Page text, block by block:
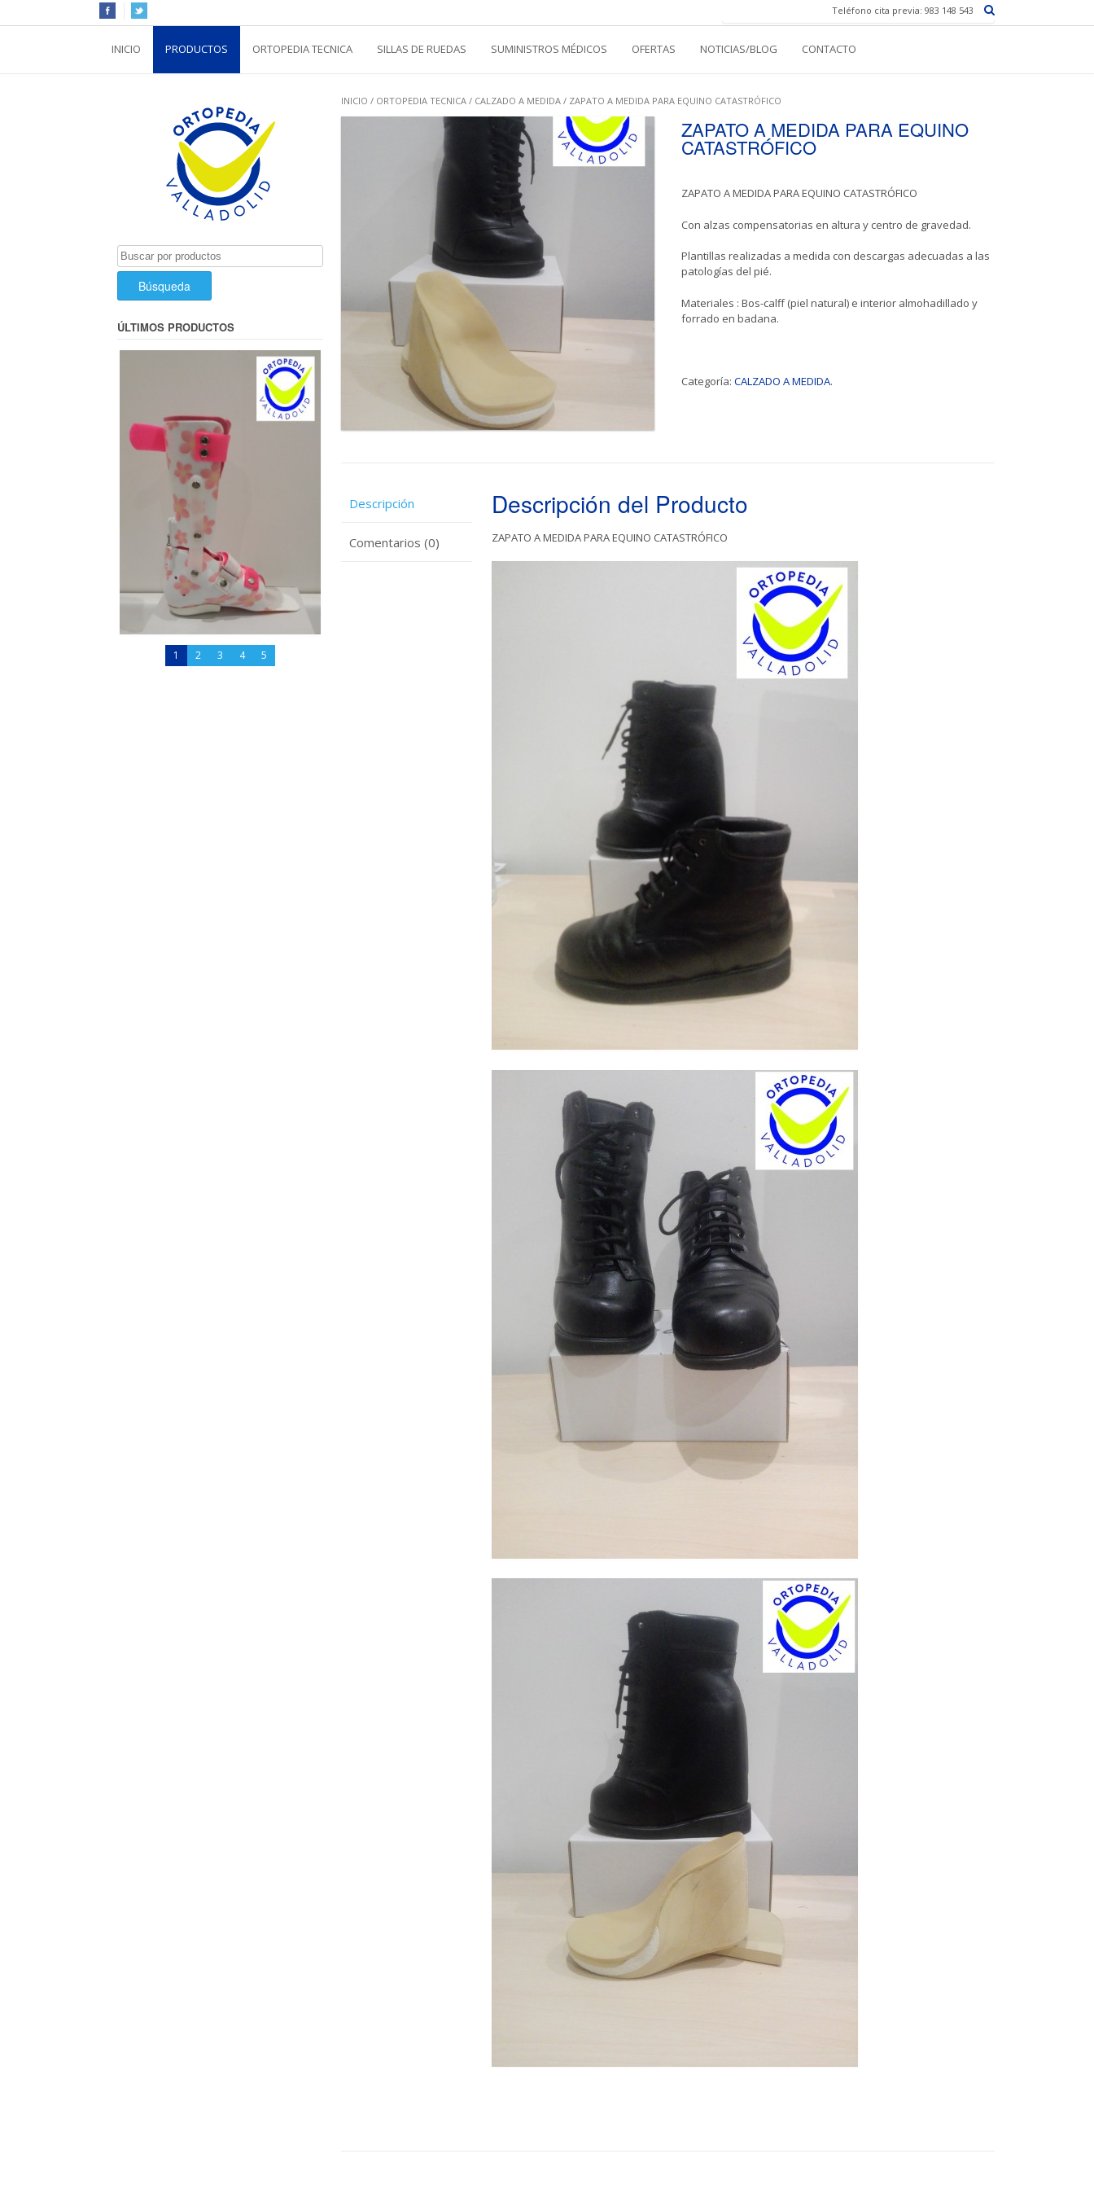
Teléfono cita previa: 983 148 543
INICIO PRODUCTOS ORTOPEDIA TECNICA SILLAS DE RUEDAS SUMINISTROS MÉDICOS OFERTAS NOTICIAS/BLOG CONTACTO
INICIO / ORTOPEDIA TECNICA / CALZADO A MEDIDA / ZAPATO A MEDIDA PARA EQUINO CATASTRÓFICO
ZAPATO A MEDIDA PARA EQUINO
CATASTRÓFICO
ZAPATO A MEDIDA PARA EQUINO CATASTRÓFICO
Con alzas compensatorias en altura y centro de gravedad.
Plantillas realizadas a medida con descargas adecuadas a las
patologías del pié.
Materiales : Bos-calff (piel natural) e interior almohadillado y
forrado en badana.
Categoría: CALZADO A MEDIDA.
Descripción
Comentarios (0)
Descripción del Producto
ZAPATO A MEDIDA PARA EQUINO CATASTRÓFICO
Buscar
por:
ÚLTIMOS PRODUCTOS
1 2 3 4 5